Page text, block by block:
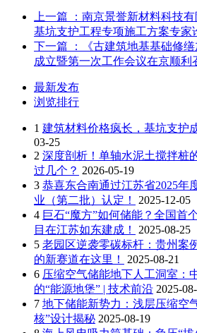
上一篇
：南京景誉新材料科技
基坑支护工程专项施工方案专家
下一篇
：《古建筑地基基础修
成立暨第一次工作会议在京顺利
最新发布
浏览排行
1 建筑材料价格疯长，基坑支护
03-25
2 深度剖析！单轴水泥土搅拌桩
过几个？ 2026-05-19
3 恭喜东合南通过江苏省2025年
业（第二批）认定！
2025-12-05
4 巨石“魔方”如何储能？全国首
目在江苏如东建成！
2025-08-25
5 老园区逆袭零碳标杆：贵州案
的新赛道在这里！
2025-08-21
6 压缩空气储能地下人工洞室：
的“能源地堡” | 技术前沿 2025-
7 地下储能新势力：浅层压缩空
核”设计揭秘 2025-08-19